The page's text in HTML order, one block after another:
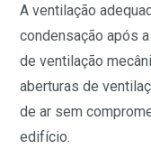
A ventilação
condensação após
de ventilação
aberturas de
de ar sem
edifício.